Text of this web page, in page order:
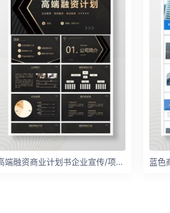
高端融资商业计划书企业宣传/项目融资/商业路演PPT模板